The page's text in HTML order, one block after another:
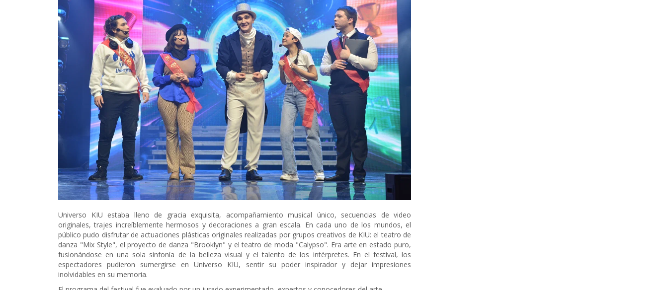
Universo KIU estaba lleno de gracia exquisita, acompañamiento musical único, secuencias de video
originales, trajes increíblemente hermosos y decoraciones a gran escala. En cada uno de los mundos, el
público pudo disfrutar de actuaciones plásticas originales realizadas por grupos creativos de KIU: el teatro de
danza "Mix Style", el proyecto de danza "Brooklyn" y el teatro de moda "Calypso". Era arte en estado puro,
fusionándose en una sola sinfonía de la belleza visual y el talento de los intérpretes. En el festival, los
espectadores pudieron sumergirse en Universo KIU, sentir su poder inspirador y dejar impresiones
inolvidables en su memoria.